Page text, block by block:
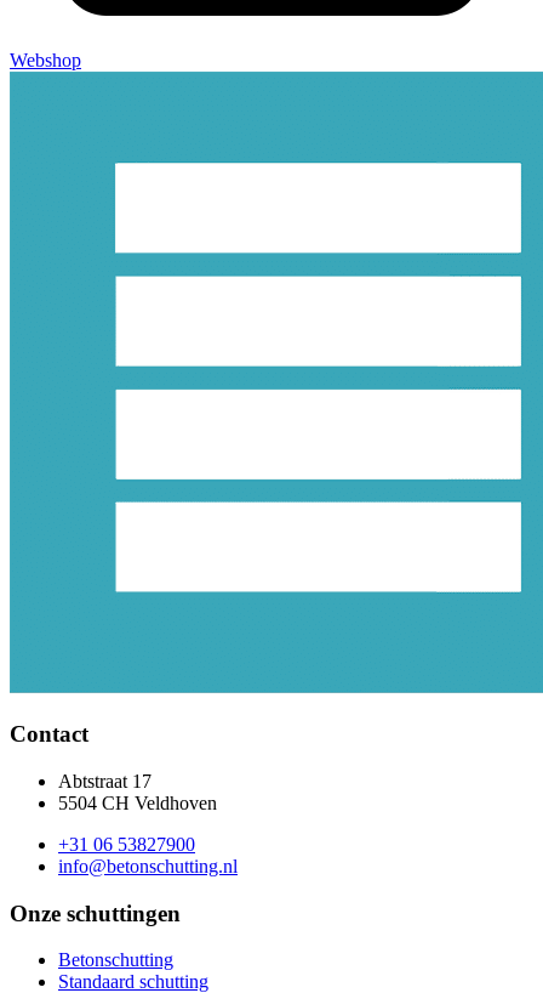
Webshop
Contact
Abtstraat 17
5504 CH Veldhoven
+31 06 53827900
info@betonschutting.nl
Onze schuttingen
Betonschutting
Standaard schutting